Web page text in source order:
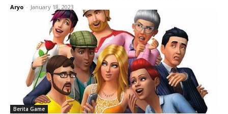
Aryo - January 18, 2023
Berita Game